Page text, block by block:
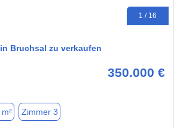
1 / 16
Bruchsal zu verkaufen
350.000 €
Zimmer 3